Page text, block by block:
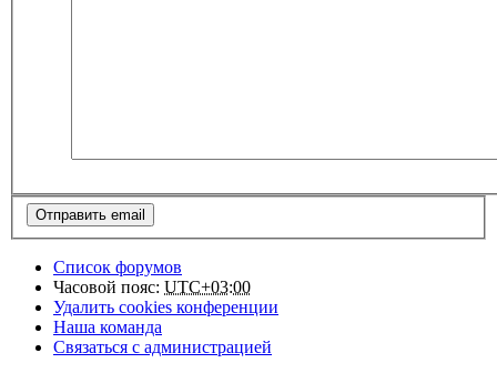
Список форумов
Часовой пояс: UTC+03:00
Удалить cookies конференции
Наша команда
Связаться с администрацией